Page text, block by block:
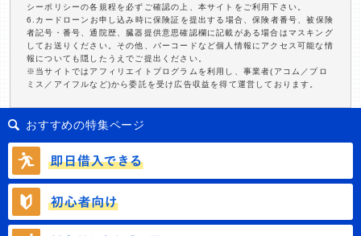
シーポリシーの各規程を必ずご確認の上、本サイトをご利用下さい。
6.カードローンお申し込み時に保険証を提出する場合、保険者番号、被保険
者記号・番号、通院歴、臓器提供意思確認欄に記載がある場合はマスキング
してお送りください。その他、バーコードなど個人情報にアクセス可能な情
報についても隠したうえでご提出ください。
※当サイトではアフィリエイトプログラムを利用し、事業者(アコム／プロ
ミス／アイフルなど)から委託を受け広告収益を得て運営しております。
おすすめの特集ページ